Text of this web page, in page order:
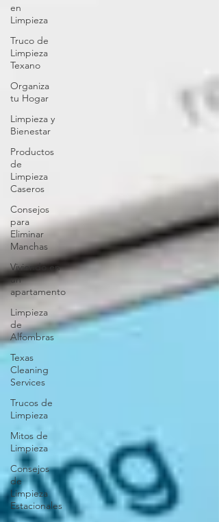
en
Limpieza
Truco de
Limpieza
Texano
Organiza
tu Hogar
Limpieza y
Bienestar
Productos
de
Limpieza
Caseros
Consejos
para
Eliminar
Manchas
Viviendo en
un
apartamento
Limpieza
de
Alfombras
Texas
Cleaning
Services
Trucos de
Limpieza
Mitos de
Limpieza
Consejos
de
Limpieza
Estacionales